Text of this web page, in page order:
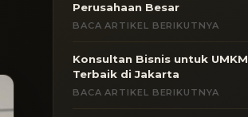
Perusahaan Besar
BACA ARTIKEL BERIKUTNYA
Konsultan Bisnis untuk UMKM
Terbaik di Jakarta
BACA ARTIKEL BERIKUTNYA